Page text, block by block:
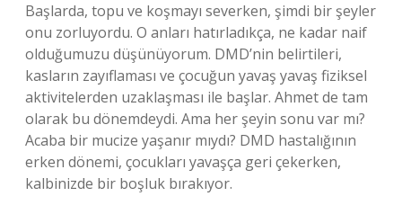
Başlarda, topu ve koşmayı severken, şimdi bir şeyler
onu zorluyordu. O anları hatırladıkça, ne kadar naif
olduğumuzu düşünüyorum. DMD’nin belirtileri,
kasların zayıflaması ve çocuğun yavaş yavaş fiziksel
aktivitelerden uzaklaşması ile başlar. Ahmet de tam
olarak bu dönemdeydi. Ama her şeyin sonu var mı?
Acaba bir mucize yaşanır mıydı? DMD hastalığının
erken dönemi, çocukları yavaşça geri çekerken,
kalbinizde bir boşluk bırakıyor.